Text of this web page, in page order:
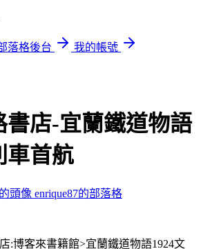
落格後台
我的帳號
書店-宜蘭鐵道物語
車首航
enrique87的部落格
:博客來書籍館>宜蘭鐵道物語1924文